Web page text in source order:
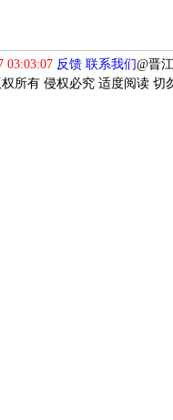
03:03:07 反馈 联系我们@晋
所有 侵权必究 适度阅读 切